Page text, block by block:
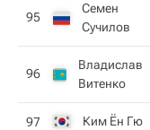
95
Семен
Сучилов
96
Владислав
Витенко
97 Ким Ён Гю